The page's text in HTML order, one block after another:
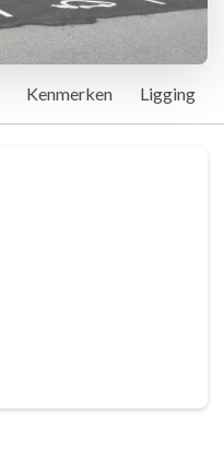
Kenmerken Ligging